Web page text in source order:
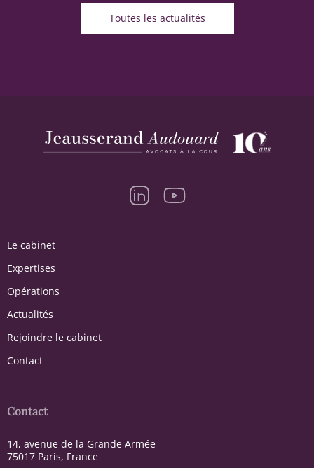
Toutes les actualités
Le cabinet
Expertises
Opérations
Actualités
Rejoindre le cabinet
Contact
Contact
14, avenue de la Grande Armée
75017 Paris, France